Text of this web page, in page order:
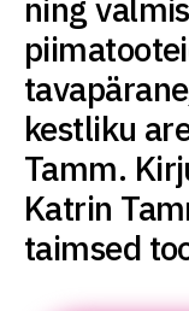
ning
kestliku
Tamm.
Katrin
taimsed